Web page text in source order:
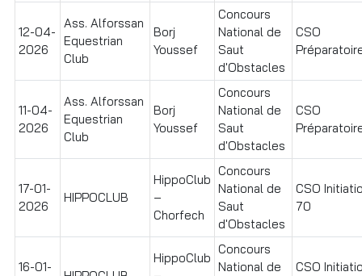
12-04-
2026
Ass. Alforssan
Equestrian
Club
Borj
Youssef
Concours
National de
Saut
d'Obstacles
CSO
11-04-
2026
Ass. Alforssan
Equestrian
Club
Borj
Youssef
Concours
National de
Saut
d'Obstacles
CSO
17-01-
2026
HIPPOCLUB
HippoClub
–
Chorfech
Concours
National de
Saut
d'Obstacles
CSO
70
16-01-
HippoClub
Concours
National de
CSO